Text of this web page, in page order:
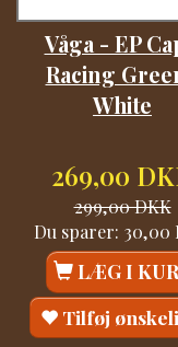
Våga - EP
Racing
White
269,00
299,00 DKK
Du sparer: 30,00
LÆG I
Tilføj